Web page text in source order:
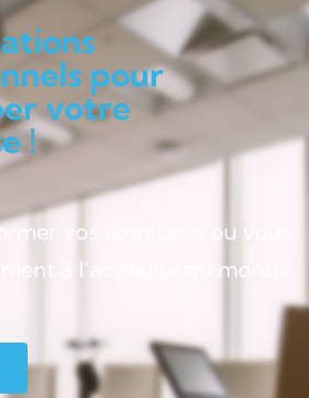
pour
votre
!
vos employés ou vous
à l’actualité du monde